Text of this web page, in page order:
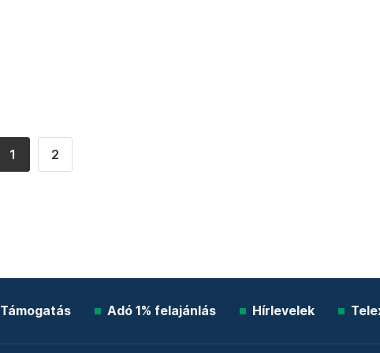
1 2
Támogatás Adó 1% felajánlás Hírlevelek